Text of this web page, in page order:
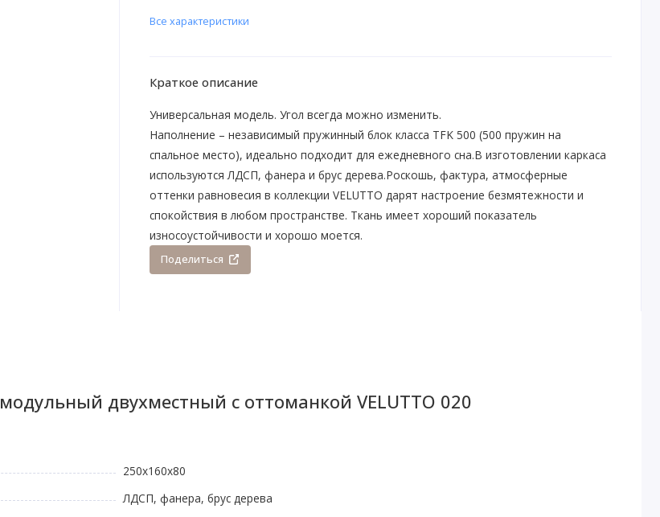
Все характеристики
Краткое описание
Универсальная модель. Угол всегда можно изменить.
Наполнение – независимый пружинный блок класса TFK 500 (500 пружин на
спальное место), идеально подходит для ежедневного сна.В изготовлении каркаса
используются ЛДСП, фанера и брус дерева.Роскошь, фактура, атмосферные
оттенки равновесия в коллекции VELUTTO дарят настроение безмятежности и
спокойствия в любом пространстве. Ткань имеет хороший показатель
износоустойчивости и хорошо моется.
Поделиться
двухместный с оттоманкой VELUTTO 020
250х160х80
ЛДСП, фанера, брус дерева